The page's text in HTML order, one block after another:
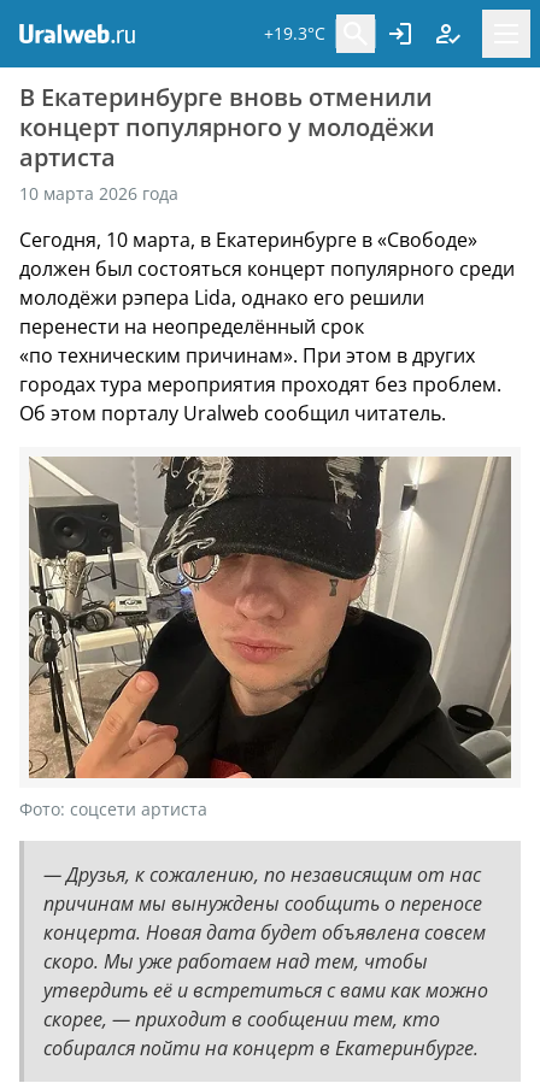
+19.3°C
В Екатеринбурге вновь отменили
концерт популярного у молодёжи
артиста
10 марта 2026 года
Сегодня, 10 марта, в Екатеринбурге в «Свободе»
должен был состояться концерт популярного среди
молодёжи рэпера Lida, однако его решили
перенести на неопределённый срок
«по техническим причинам». При этом в других
городах тура мероприятия проходят без проблем.
Об этом порталу Uralweb сообщил читатель.
Фото: соцсети артиста
— Друзья, к сожалению, по независящим от нас
причинам мы вынуждены сообщить о переносе
концерта. Новая дата будет объявлена совсем
скоро. Мы уже работаем над тем, чтобы
утвердить её и встретиться с вами как можно
скорее, — приходит в сообщении тем, кто
собирался пойти на концерт в Екатеринбурге.